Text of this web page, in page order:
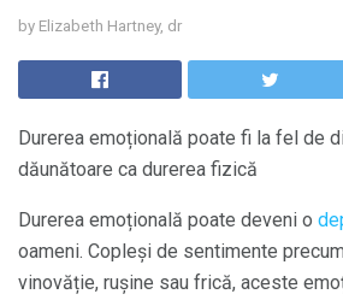
by Elizabeth Hartney, dr
Durerea emoțională poate fi la fel de
dăunătoare ca durerea fizică
Durerea emoțională poate deveni o
oameni. Copleși de sentimente
vinovăție, rușine sau frică, aceste